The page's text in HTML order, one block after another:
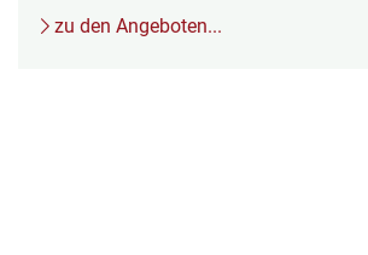
zu den Angeboten...